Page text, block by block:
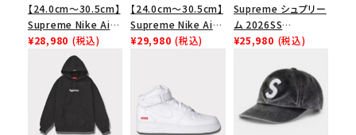
【24.0cm～30.5cm】
Supreme Nike Air
Force 1 Low シュプ
リーム ナイキエアフォ
ース１スニーカー シ
ューズ ホワイト
¥28,980 (税込)
【24.0cm～30.5cm】
Supreme Nike Air
Force 1 Low シュプ
ューズ ブラック
¥29,980 (税込)
Supreme シュプリー
ム 2026SS
Pigment Coated S
メントコーテッド Sロ
ゴ 6パネル ネイビー
¥25,980 (税込)